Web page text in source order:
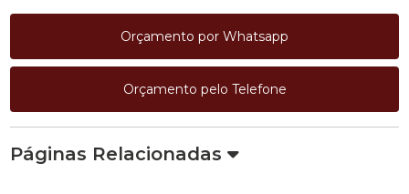
Orçamento por Whatsapp
Orçamento pelo Telefone
Páginas Relacionadas